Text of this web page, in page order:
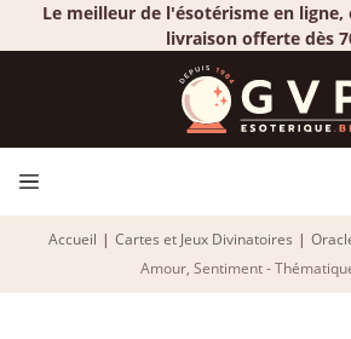
Le meilleur de l'ésotérisme en
livraison offerte dès
Accueil | Cartes et Jeux Divinatoires |
Amour, Sentiment -